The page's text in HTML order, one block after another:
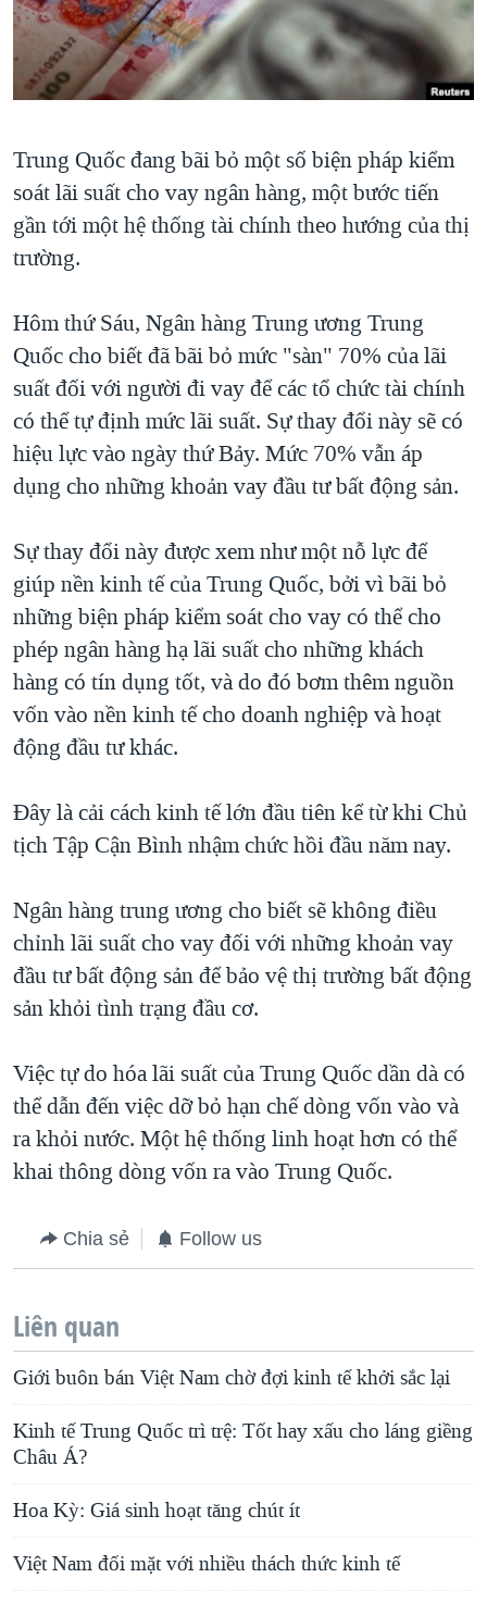
"Tìm"NGƯỜI VIỆT HẢI NGOẠI
ĐỜI SỐNG
KINH TẾ
SỨC KHOẺ
VĂN HOÁ
THỂ THAO
TẠI
HÀNH TRÌNH BẦU CỬ 2024
MỘT NĂM CHIẾN TRANH TẠI DẢI GAZA
NGÀY TỊ NẠN THẾ GIỚI
TRỊNH VĨNH BÌNH - NGƯỜI HẠ 'BÊN THẮNG CUỘC'
GROUND ZERO – XƯA VÀ NAY
CÁC GIÁ TRỊ CỘNG HÒA Ở VIỆT NAM
THƯỢNG ĐỈNH TRUMP-KIM TẠI VIỆT NAM
TRỊNH VĨNH BÌNH VS. CHÍNH PHỦ VIỆT NAM
NGƯ DÂN VIỆT VÀ LÀN SÓNG TRỘM HẢI SÂM
BÊN KIA QUỐC LỘ: TIẾNG VỌNG TỪ NÔNG THÔN MỸ
VIDEO
NGHE
Ngôn ngữ khác
Trung Quốc đang bãi bỏ một số biện pháp kiểm
soát lãi suất cho vay ngân hàng, một bước tiến
gần tới một hệ thống tài chính theo hướng của thị
trường.
Hôm thứ Sáu, Ngân hàng Trung ương Trung
Quốc cho biết đã bãi bỏ mức "sàn" 70% của lãi
suất đối với người đi vay để các tổ chức tài chính
có thể tự định mức lãi suất. Sự thay đổi này sẽ có
hiệu lực vào ngày thứ Bảy. Mức 70% vẫn áp
dụng cho những khoản vay đầu tư bất động sản.
Sự thay đổi này được xem như một nỗ lực để
giúp nền kinh tế của Trung Quốc, bởi vì bãi bỏ
những biện pháp kiểm soát cho vay có thể cho
phép ngân hàng hạ lãi suất cho những khách
hàng có tín dụng tốt, và do đó bơm thêm nguồn
vốn vào nền kinh tế cho doanh nghiệp và hoạt
động đầu tư khác.
Đây là cải cách kinh tế lớn đầu tiên kể từ khi Chủ
tịch Tập Cận Bình nhậm chức hồi đầu năm nay.
Ngân hàng trung ương cho biết sẽ không điều
chỉnh lãi suất cho vay đối với những khoản vay
đầu tư bất động sản để bảo vệ thị trường bất động
sản khỏi tình trạng đầu cơ.
Việc tự do hóa lãi suất của Trung Quốc dần dà có
thể dẫn đến việc dỡ bỏ hạn chế dòng vốn vào và
ra khỏi nước. Một hệ thống linh hoạt hơn có thể
khai thông dòng vốn ra vào Trung Quốc.
Chia sẻ Follow us
Liên quan
Giới buôn bán Việt Nam chờ đợi kinh tế khởi sắc lại
Kinh tế Trung Quốc trì trệ: Tốt hay xấu cho láng giềng
Châu Á?
Hoa Kỳ: Giá sinh hoạt tăng chút ít
Việt Nam đối mặt với nhiều thách thức kinh tế